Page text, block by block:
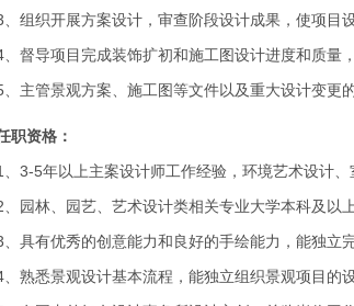
、组织开展方案设计，审查阶段设计成果，使项目
、督导项目完成装饰扩初和施工图设计进度和质量
、主管景观方案、施工图等文件以及重大设计变更的
职资格：
、3-5年以上主案设计师工作经验，环境艺术设计、
、园林、园艺、艺术设计类相关专业大学本科及以
、具有优秀的创意能力和良好的手绘能力，能独立
、熟悉景观设计基本流程，能独立组织景观项目的